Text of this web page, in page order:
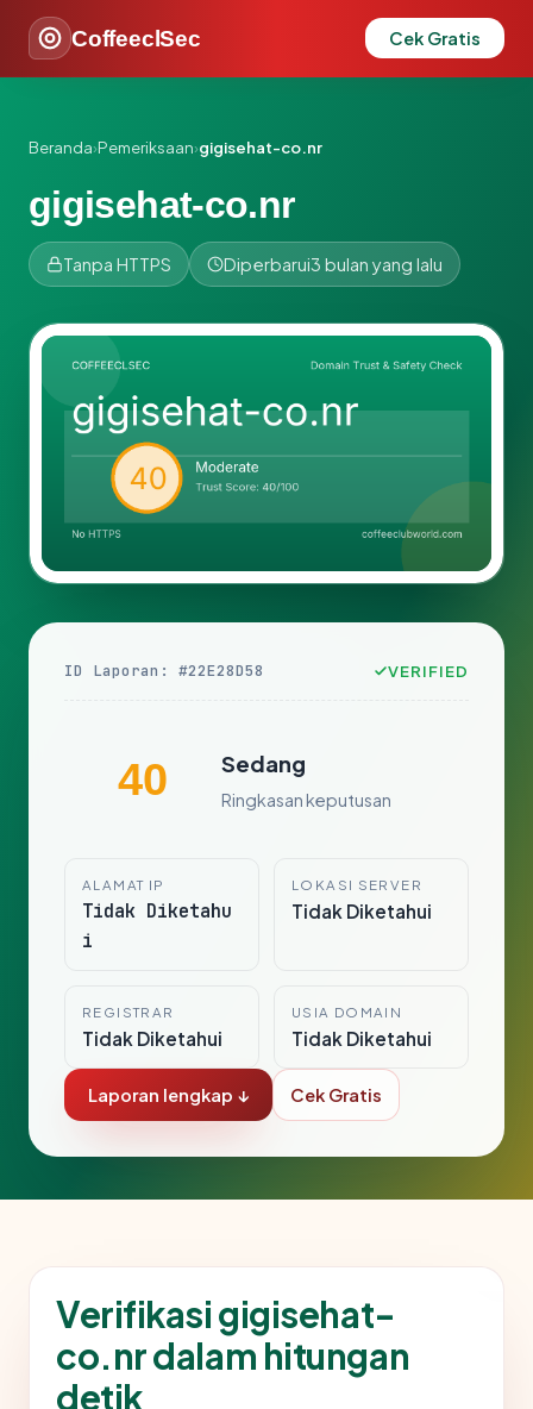
CoffeeclSec Cek Gratis
Beranda›Pemeriksaan›gigisehat-co.nr
gigisehat-co.nr
Tanpa HTTPS Diperbarui3 bulan yang lalu
ID Laporan: #22E28D58 VERIFIED
40 Sedang
Ringkasan keputusan
ALAMAT IP
Tidak Diketahu
i
LOKASI SERVER
Tidak Diketahui
REGISTRAR
Tidak Diketahui
USIA DOMAIN
Tidak Diketahui
Laporan lengkap ↓ Cek Gratis
Verifikasi gigisehat-
co.nr dalam hitungan
detik